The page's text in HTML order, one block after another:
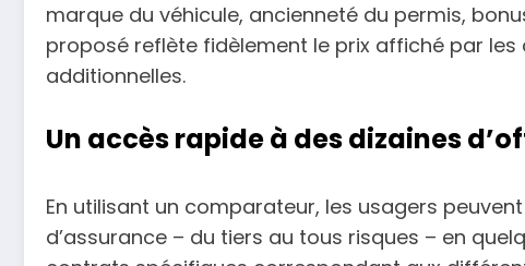
marque du véhicule, ancienneté du permis,
proposé reflète fidèlement le prix affiché par
additionnelles.
Un accès rapide à des dizaines
En utilisant un comparateur, les usagers
d’assurance – du tiers au tous risques – en